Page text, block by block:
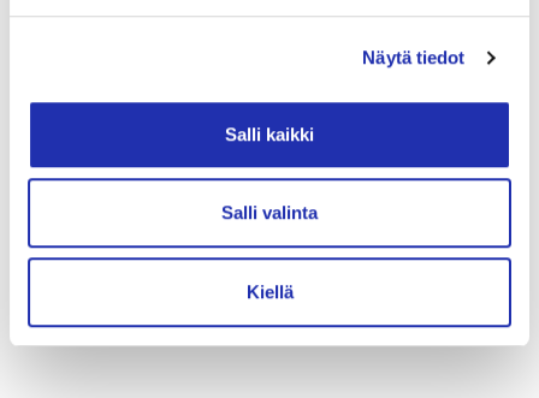
Näytä tiedot
Salli kaikki
Salli valinta
Kiellä
Tampere-talon ravintoloiden
myyntitiimi